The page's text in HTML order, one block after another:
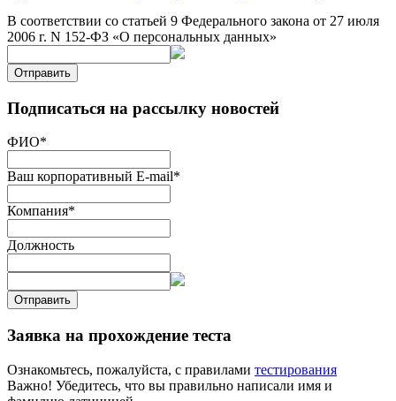
В соответствии со статьей 9 Федерального закона от 27 июля
2006 г. N 152-ФЗ «О персональных данных»
Отправить
Подписаться на рассылку новостей
ФИО*
Ваш корпоративный E-mail*
Компания*
Должность
Отправить
Заявка на прохождение теста
Ознакомьтесь, пожалуйста, с правилами тестирования
Важно! Убедитесь, что вы правильно написали имя и